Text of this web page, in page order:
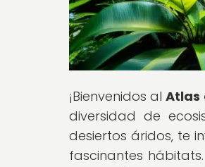
¡Bienvenidos alAtlas
diversidad de
desiertos áridos, te
fascinantes